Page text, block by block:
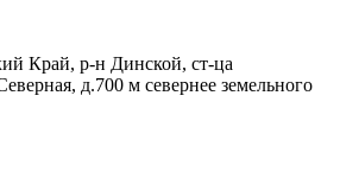
Край, р-н Динской, ст-ца
д.700 м севернее земельного